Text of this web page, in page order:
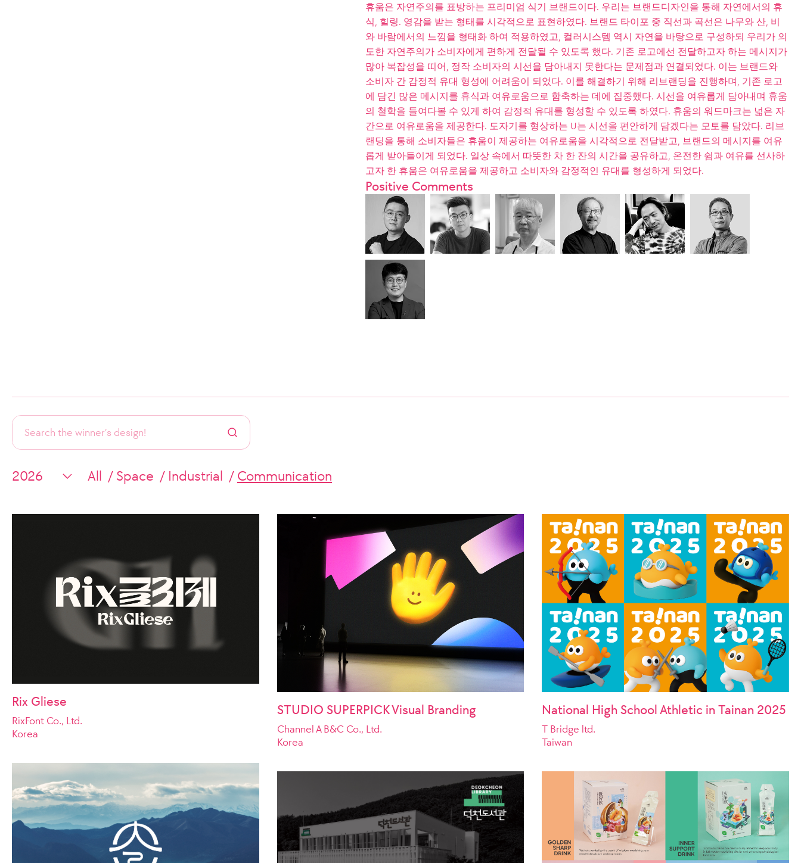
휴움은 자연주의를 표방하는 프리미엄 식기 브랜드이다. 우리는 브랜드디자인을 통해 자연에서의 휴
식, 힐링. 영감을 받는 형태를 시각적으로 표현하였다. 브랜드 타이포 중 직선과 곡선은 나무와 산, 비
와 바람에서의 느낌을 형태화 하여 적용하였고, 컬러시스템 역시 자연을 바탕으로 구성하되 우리가 의
도한 자연주의가 소비자에게 편하게 전달될 수 있도록 했다. 기존 로고에선 전달하고자 하는 메시지가
많아 복잡성을 띠어, 정작 소비자의 시선을 담아내지 못한다는 문제점과 연결되었다. 이는 브랜드와
소비자 간 감정적 유대 형성에 어려움이 되었다. 이를 해결하기 위해 리브랜딩을 진행하며, 기존 로고
에 담긴 많은 메시지를 휴식과 여유로움으로 함축하는 데에 집중했다. 시선을 여유롭게 담아내며 휴움
의 철학을 들여다볼 수 있게 하여 감정적 유대를 형성할 수 있도록 하였다. 휴움의 워드마크는 넓은 자
간으로 여유로움을 제공한다. 도자기를 형상하는 U는 시선을 편안하게 담겠다는 모토를 담았다. 리브
랜딩을 통해 소비자들은 휴움이 제공하는 여유로움을 시각적으로 전달받고, 브랜드의 메시지를 여유
롭게 받아들이게 되었다. 일상 속에서 따뜻한 차 한 잔의 시간을 공유하고, 온전한 쉼과 여유를 선사하
고자 한 휴움은 여유로움을 제공하고 소비자와 감정적인 유대를 형성하게 되었다.
Positive Comments
All Space Industrial Communication
Rix Gliese
RixFont Co., Ltd.
Korea
STUDIO SUPERPICK Visual Branding
Channel A B&C Co., Ltd.
Korea
National High School Athletic in Tainan 2025
T Bridge ltd.
Taiwan